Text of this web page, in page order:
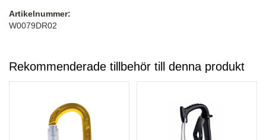
Artikelnummer:
W0079DR02
Rekommenderade tillbehör till denna produkt